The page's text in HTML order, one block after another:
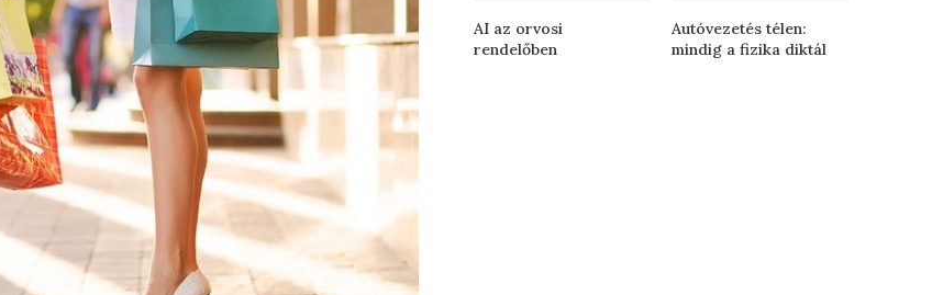
AI az orvosi
rendelőben
Autóvezetés télen:
mindig a fizika diktál